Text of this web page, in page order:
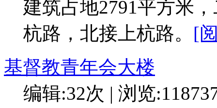
建筑占地2791平方米
杭路，北接上杭路。 [
基督教青年会大楼
编辑:32次 | 浏览